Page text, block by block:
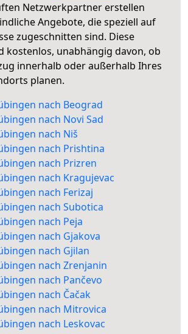
Netzwerkpartner erstellen
Angebote, die speziell auf
zugeschnitten sind. Diese
kostenlos, unabhängig davon, ob
innerhalb oder außerhalb Ihres
planen.
nach Beograd
nach Novi Sad
nach Niš
nach Prishtina
nach Prizren
nach Kragujevac
nach Ferizaj
nach Subotica
nach Peja
nach Gjakova
nach Gjilan
nach Zrenjanin
nach Pančevo
nach Čačak
nach Mitrovica
nach Leskovac